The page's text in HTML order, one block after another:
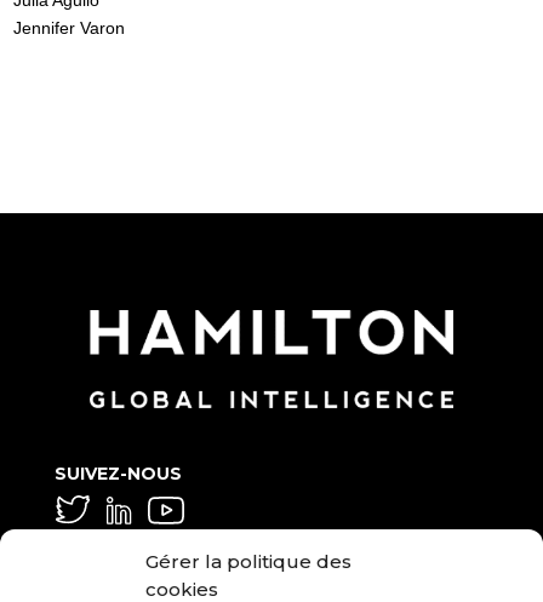
Gérer la politique des
cookies
Jennifer Varon
SUIVEZ-NOUS
GÉNÉRAL ET MOYEN
info@hamilton.global